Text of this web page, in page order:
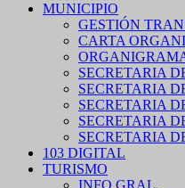
MUNICIPIO
GESTIÓN
CARTA
SECRETARIA
SECRETARIA
SECRETARIA
SECRETARIA
SECRETARIA
103 DIGITAL
TURISMO
INFO GRAL.